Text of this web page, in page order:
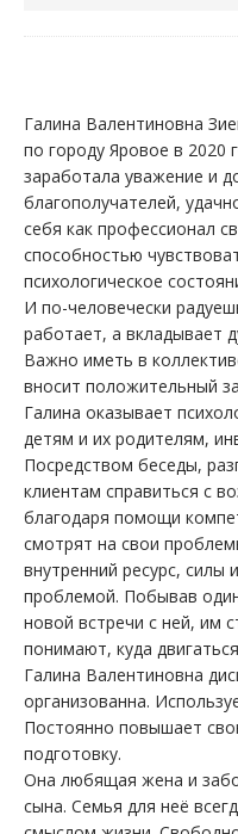
Галина Валентиновна
по городу Яровое в 2020
заработала уважение и
благополучателей,
себя как профессионал
способностью
психологическое
И по-человечески
работает, а вкладывает
Важно иметь в
вносит положительный
Галина оказывает
детям и их родителям,
Посредством беседы,
клиентам справиться с
благодаря помощи
смотрят на свои
внутренний ресурс, силы
проблемой. Побывав
новой встречи с ней, им
понимают, куда
Галина Валентиновна
организованна.
Постоянно повышает
подготовку.
Она любящая жена и
сына. Семья для неё